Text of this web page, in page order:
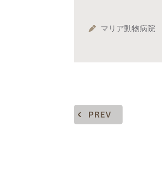
マリア動物病院
PREV